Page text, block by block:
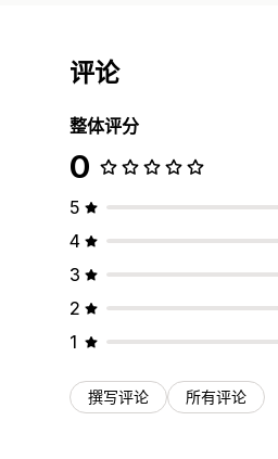
评论
整体评分
0
5
4
3
2
1
撰写评论 所有评论